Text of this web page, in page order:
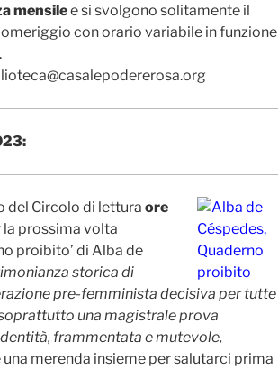
mensilee si svolgono solitamente il
con orario variabile in funzione
del Circolo di lettura ore
la prossima volta
proibito’ di Alba de
storica di
pre-femminista decisiva per tutte
una magistrale prova
frammentata e mutevole,
merenda insieme per salutarci prima